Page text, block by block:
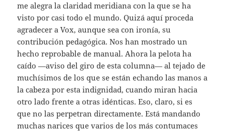
me alegra la claridad meridiana con la que se ha
visto por casi todo el mundo. Quizá aquí proceda
agradecer a Vox, aunque sea con ironía, su
contribución pedagógica. Nos han mostrado un
hecho reprobable de manual. Ahora la pelota ha
caído —aviso del giro de esta columna— al tejado de
muchísimos de los que se están echando las manos a
la cabeza por esta indignidad, cuando miran hacia
otro lado frente a otras idénticas. Eso, claro, si es
que no las perpetran directamente. Está mandando
muchas narices que varios de los más contumaces